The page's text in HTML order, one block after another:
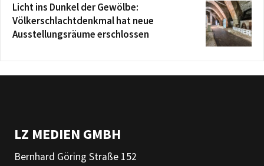
Licht ins Dunkel der Gewölbe:
Völkerschlachtdenkmal hat neue
Ausstellungsräume erschlossen
LZ MEDIEN GMBH
Bernhard Göring Straße 152